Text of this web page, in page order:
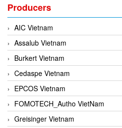
Producers
AIC Vietnam
Assalub Vietnam
Burkert Vietnam
Cedaspe Vietnam
EPCOS Vietnam
FOMOTECH_Autho VietNam
Greisinger Vietnam